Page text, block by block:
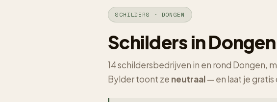
SCHILDERS · DONGEN
Schilders in Dongen
14 schildersbedrijven in en rond Dongen,
Bylder toont ze neutraal— en laat je